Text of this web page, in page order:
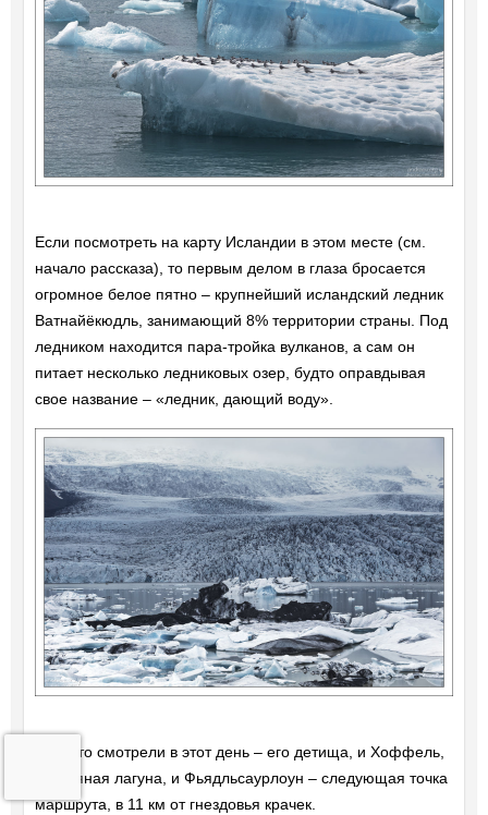
Если посмотреть на карту Исландии в этом месте (см.
начало рассказа), то первым делом в глаза бросается
огромное белое пятно – крупнейший исландский ледник
Ватнайёкюдль, занимающий 8% территории страны. Под
ледником находится пара-тройка вулканов, а сам он
питает несколько ледниковых озер, будто оправдывая
свое название – «ледник, дающий воду».
Всё, что смотрели в этот день – его детища, и Хоффель,
и Ледяная лагуна, и Фьядльсаурлоун – следующая точка
маршрута, в 11 км от гнездовья крачек.